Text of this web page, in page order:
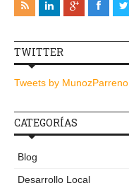
TWITTER
Tweets by MunozParreno
CATEGORÍAS
Blog
Desarrollo Local